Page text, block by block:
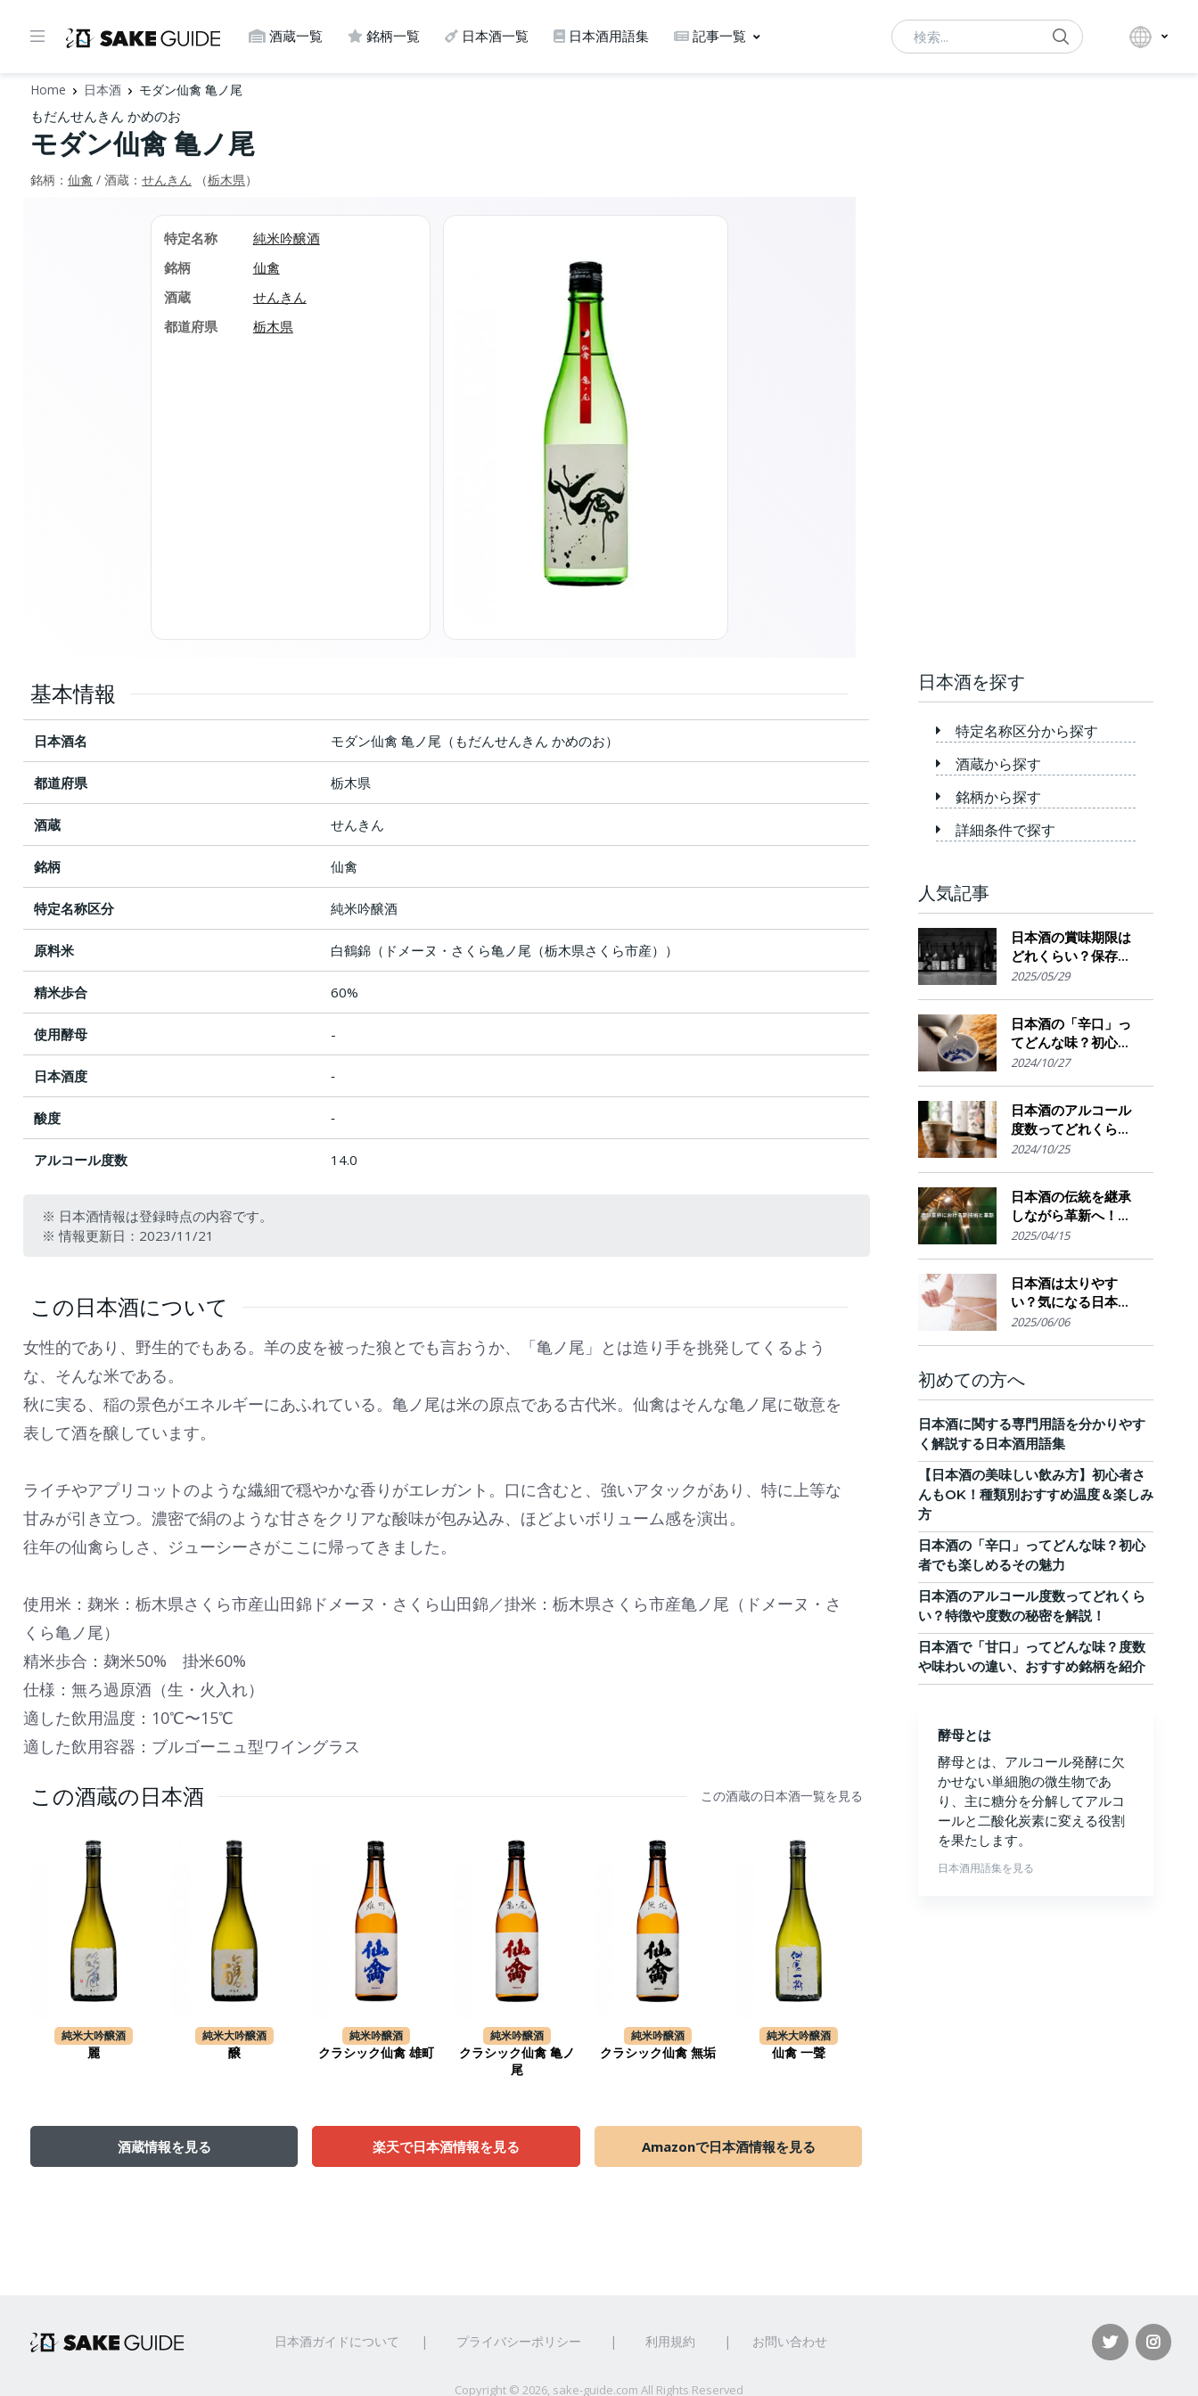
酒蔵一覧 銘柄一覧 日本酒一覧 日本酒用語集 記事一覧 Search
Home 日本酒 モダン仙禽 亀ノ尾
もだんせんきん かめのお
モダン仙禽 亀ノ尾
銘柄： 仙禽 / 酒蔵： せんきん （栃木県）
特定名称
純米吟醸酒
銘柄
仙禽
酒蔵
せんきん
都道府県
栃木県
基本情報
日本酒名 モダン仙禽 亀ノ尾（もだんせんきん かめのお）
都道府県 栃木県
酒蔵 せんきん
銘柄 仙禽
特定名称区分 純米吟醸酒
原料米 白鶴錦（ドメーヌ・さくら亀ノ尾（栃木県さくら市産））
精米歩合 60%
使用酵母 -
日本酒度 ‐
酸度 ‐
アルコール度数 14.0
※ 日本酒情報は登録時点の内容です。
※ 情報更新日：2023/11/21
この日本酒について
女性的であり、野生的でもある。羊の皮を被った狼とでも言おうか、「亀ノ尾」とは造り手を挑発してくるよう
な、そんな米である。
秋に実る、稲の景色がエネルギーにあふれている。亀ノ尾は米の原点である古代米。仙禽はそんな亀ノ尾に敬意を
表して酒を醸しています。
ライチやアプリコットのような繊細で穏やかな香りがエレガント。口に含むと、強いアタックがあり、特に上等な
甘みが引き立つ。濃密で絹のような甘さをクリアな酸味が包み込み、ほどよいボリューム感を演出。
往年の仙禽らしさ、ジューシーさがここに帰ってきました。
使用米：麹米：栃木県さくら市産山田錦ドメーヌ・さくら山田錦／掛米：栃木県さくら市産亀ノ尾（ドメーヌ・さ
くら亀ノ尾）
精米歩合：麹米50% 掛米60%
仕様：無ろ過原酒（生・火入れ）
適した飲用温度：10℃〜15℃
適した飲用容器：ブルゴーニュ型ワイングラス
この酒蔵の日本酒 この酒蔵の日本酒一覧を見る
純米大吟醸酒
麗
純米大吟醸酒
醸
純米吟醸酒
クラシック仙禽 雄町
純米吟醸酒
クラシック仙禽 亀ノ
尾
純米吟醸酒
クラシック仙禽 無垢
純米大吟醸酒
仙禽 一聲
酒蔵情報を見る 楽天で日本酒情報を見る Amazonで日本酒情報を見る
日本酒を探す
特定名称区分から探す
酒蔵から探す
銘柄から探す
詳細条件で探す
人気記事
日本酒の賞味期限は
どれくらい？保存場
所のポイント
2025/05/29
日本酒の「辛口」っ
てどんな味？初心者
でも楽しめるその魅
2024/10/27
日本酒のアルコール
度数ってどれくら
い？特徴や度数の秘
2024/10/25
日本酒の伝統を継承
しながら革新へ！
AI・IoTが実現する革
の未来展望
2025/04/15
日本酒は太りやす
い？気になる日本酒
のカロリーと糖質。
2025/06/06
初めての方へ
日本酒に関する専門用語を分かりやす
く解説する日本酒用語集
【日本酒の美味しい飲み方】初心者さ
んもOK！種類別おすすめ温度＆楽しみ
方
日本酒の「辛口」ってどんな味？初心
者でも楽しめるその魅力
日本酒のアルコール度数ってどれくら
い？特徴や度数の秘密を解説！
日本酒で「甘口」ってどんな味？度数
や味わいの違い、おすすめ銘柄を紹介
酵母とは
酵母とは、アルコール発酵に欠
かせない単細胞の微生物であ
り、主に糖分を分解してアルコ
ールと二酸化炭素に変える役割
を果たします。
日本酒用語集を見る
日本酒ガイドについて | プライバシーポリシー | 利用規約 | お問い合わせ
Copyright © 2026, sake-guide.com All Rights Reserved